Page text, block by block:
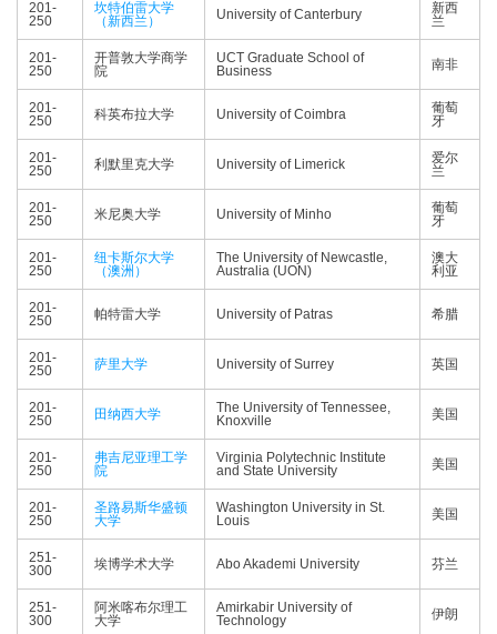
201-
250
坎特伯雷大学
（新西兰）
University of Canterbury
新西
兰
201-
250
开普敦大学商学
院
UCT Graduate School of
Business
南非
201-
250
科英布拉大学 University of Coimbra
葡萄
牙
201-
250
利默里克大学 University of Limerick
爱尔
兰
201-
250
米尼奥大学 University of Minho
葡萄
牙
201-
250
纽卡斯尔大学
（澳洲）
The University of Newcastle,
Australia (UON)
澳大
利亚
201-
250
帕特雷大学 University of Patras 希腊
201-
250
萨里大学 University of Surrey 英国
201-
250
田纳西大学
The University of Tennessee,
Knoxville
美国
201-
250
弗吉尼亚理工学
院
Virginia Polytechnic Institute
and State University
美国
201-
250
圣路易斯华盛顿
大学
Washington University in St.
Louis
美国
251-
300
埃博学术大学 Abo Akademi University 芬兰
251-
300
阿米喀布尔理工
大学
Amirkabir University of
Technology
伊朗